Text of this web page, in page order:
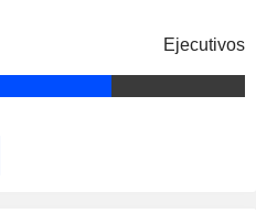
Ejecutivos